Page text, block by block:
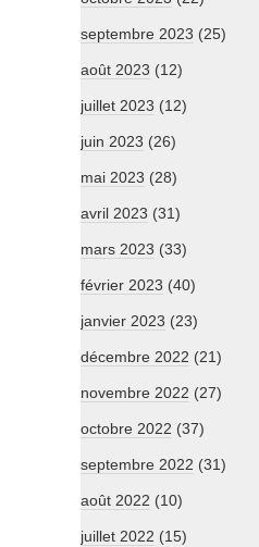
septembre 2023 (25)
août 2023 (12)
juillet 2023 (12)
juin 2023 (26)
mai 2023 (28)
avril 2023 (31)
mars 2023 (33)
février 2023 (40)
janvier 2023 (23)
décembre 2022 (21)
novembre 2022 (27)
octobre 2022 (37)
septembre 2022 (31)
août 2022 (10)
juillet 2022 (15)